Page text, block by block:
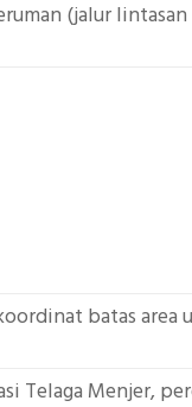
(jalur lintasan
batas area
Telaga Menjer,